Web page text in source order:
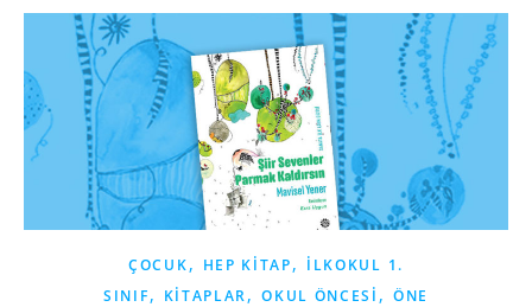
ÇOCUK, HEP KITAP, İLKOKUL 1.
SINIF, KITAPLAR,OKUL ÖNCESI , ÖNE